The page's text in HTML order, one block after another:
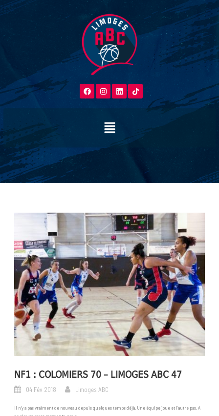
NF1 : COLOMIERS 70 – LIMOGES ABC 47
04 Fév 2018 Limoges ABC
Il n’y a pas vraiment de nouveau depuis quelques temps déjà. Une équipe joue et l’autre pas. A